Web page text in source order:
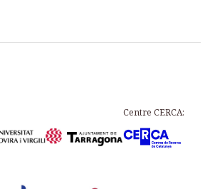
Centre CERCA: